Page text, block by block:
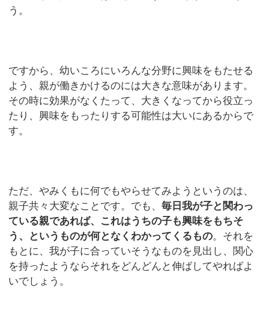
う。
ですから、幼いころにいろんな分野に興味をもたせる
よう、親が働きかけるのには大きな意味があります。
その時に効果がなくたって、大きくなってから役立っ
たり、興味をもったりする可能性は大いにあるからで
す。
ただ、やみくもに何でもやらせてみようというのは、
親子共々大変なことです。でも、毎日我が子と関わっ
ている親であれば、これはうちの子も興味をもちそ
う、というものが何となくわかってくるもの。それを
もとに、我が子に合っていそうなものを見出し、関心
を持ったようならそれをどんどんと伸ばしてやればよ
いでしょう。